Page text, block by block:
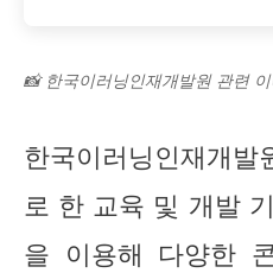
📸 한국이러닝인재개발원 관련
한국이러닝인재개발
로 한 교육 및 개발
을 이용해 다양한